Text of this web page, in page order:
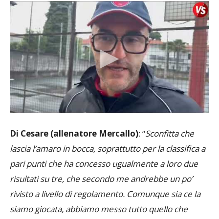
Di Cesare (allenatore Mercallo): “Sconfitta che
lascia l’amaro in bocca, soprattutto per la classifica a
pari punti che ha concesso ugualmente a loro due
risultati su tre, che secondo me andrebbe un po’
rivisto a livello di regolamento. Comunque sia ce la